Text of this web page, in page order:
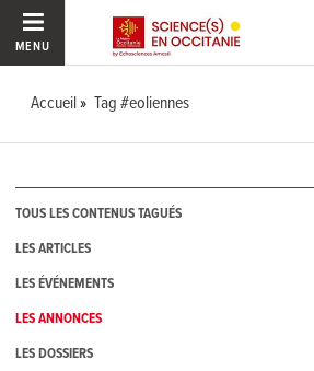
MENU
Accueil Tag #eoliennes
TOUS LES CONTENUS TAGUÉS
LES ARTICLES
LES ÉVÉNEMENTS
LES ANNONCES
LES DOSSIERS